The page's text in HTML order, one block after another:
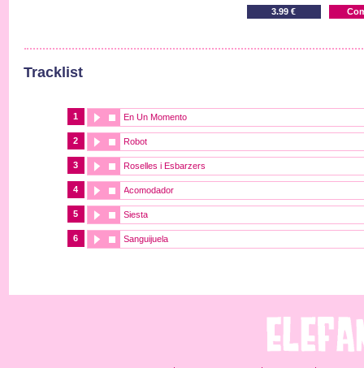
3.99 €
Tracklist
1 En Un Momento
2 Robot
3 Roselles i Esbarzers
4 Acomodador
5 Siesta
6 Sanguijuela